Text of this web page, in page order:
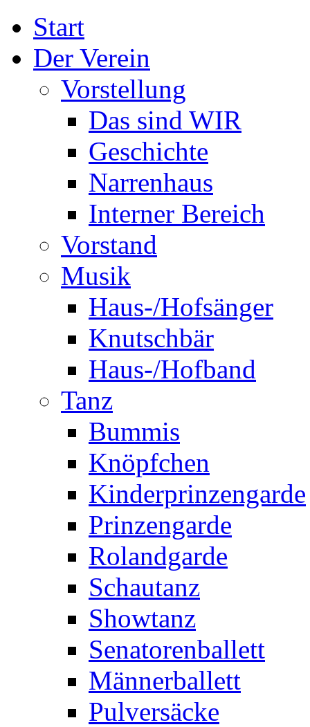
Start
Der Verein
Vorstellung
Das sind WIR
Geschichte
Narrenhaus
Interner Bereich
Vorstand
Musik
Haus-/Hofsänger
Knutschbär
Haus-/Hofband
Tanz
Bummis
Knöpfchen
Kinderprinzengarde
Prinzengarde
Rolandgarde
Schautanz
Showtanz
Senatorenballett
Männerballett
Pulversäcke